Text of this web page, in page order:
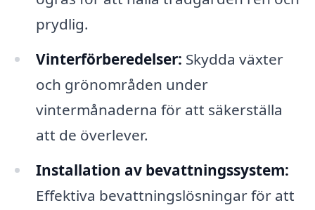
prydlig.
Vinterförberedelser: Skydda växter
och grönområden under
vintermånaderna för att säkerställa
att de överlever.
Installation av bevattningssystem:
Effektiva bevattningslösningar för att